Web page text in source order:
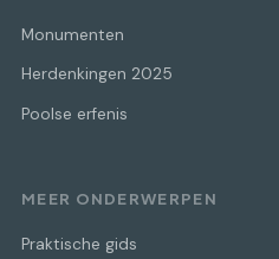
Monumenten
Herdenkingen 2025
Poolse erfenis
MEER ONDERWERPEN
Praktische gids